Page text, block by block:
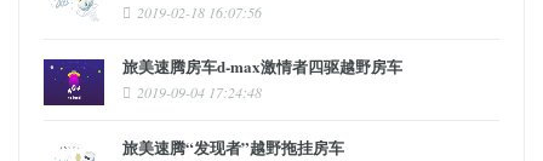
2019-02-18 16:07:56
旅美速腾房车d-max激情者四驱越野房车
2019-09-04 17:24:48
旅美速腾“发现者”越野拖挂房车